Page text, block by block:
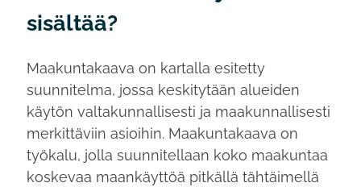
sisältää?
Maakuntakaava on kartalla esitetty
suunnitelma, jossa keskitytään alueiden
käytön valtakunnallisesti ja maakunnallisesti
merkittäviin asioihin. Maakuntakaava on
työkalu, jolla suunnitellaan koko maakuntaa
koskevaa maankäyttöä pitkällä tähtäimellä